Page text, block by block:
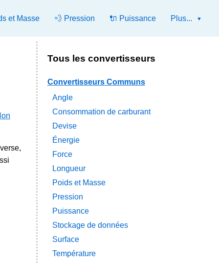
et Masse 💨 Pression 🔌 Puissance Plus...
Tous les convertisseurs
Convertisseurs Communs
Angle
Consommation de carburant
Devise
Énergie
Force
Longueur
Poids et Masse
Pression
Puissance
Stockage de données
Surface
Température